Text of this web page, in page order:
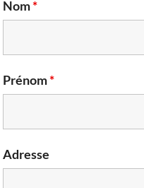
Nom*
Prénom*
Adresse